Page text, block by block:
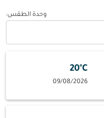
وحدة الطقس:
20°C
09/08/2026